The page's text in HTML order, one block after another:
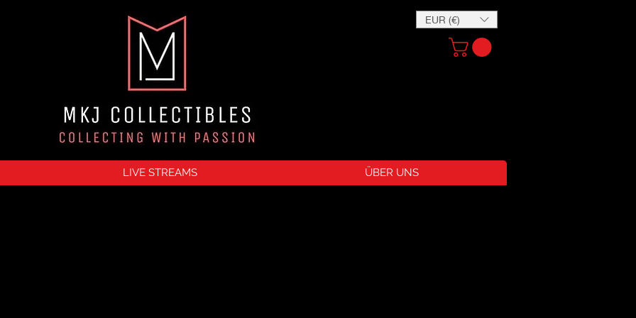
EUR (€)
LIVE STREAMS ÜBER UNS